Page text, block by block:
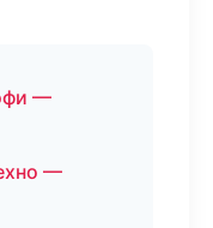
—
—